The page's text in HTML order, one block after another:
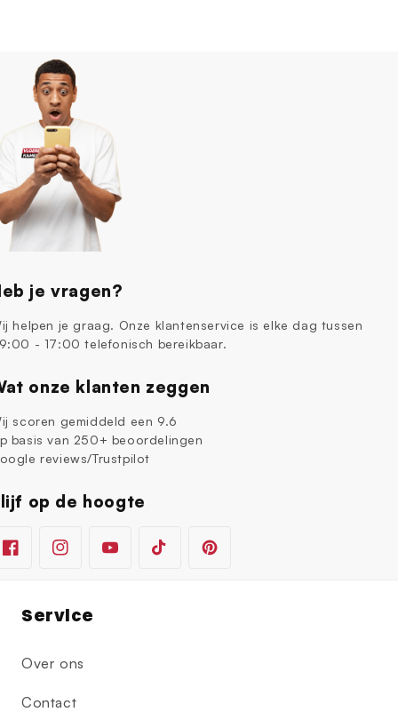
je vragen?
helpen je graag. Onze klantenservice is elke dag tussen
- 17:00 telefonisch bereikbaar.
onze klanten zeggen
scoren gemiddeld een 9.6
basis van 250+ beoordelingen
reviews/Trustpilot
op de hoogte
FacebookInstagramYouTubeTikTok Pinterest
Service
Over ons
Contact